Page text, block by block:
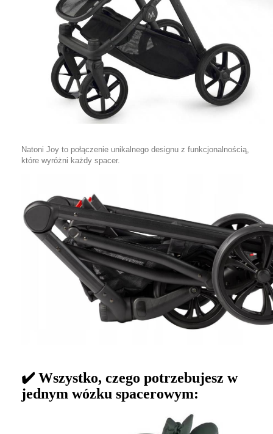
Natoni Joy to połączenie unikalnego designu z funkcjonalnością,
które wyróżni każdy spacer.
✔️ Wszystko, czego potrzebujesz w
jednym wózku spacerowym: